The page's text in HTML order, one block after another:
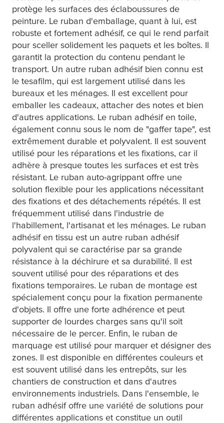
protège les surfaces des éclaboussures de
peinture. Le ruban d'emballage, quant à lui, est
robuste et fortement adhésif, ce qui le rend parfait
pour sceller solidement les paquets et les boîtes. Il
garantit la protection du contenu pendant le
transport. Un autre ruban adhésif bien connu est
le tesafilm, qui est largement utilisé dans les
bureaux et les ménages. Il est excellent pour
emballer les cadeaux, attacher des notes et bien
d'autres applications. Le ruban adhésif en toile,
également connu sous le nom de "gaffer tape", est
extrêmement durable et polyvalent. Il est souvent
utilisé pour les réparations et les fixations, car il
adhère à presque toutes les surfaces et est très
résistant. Le ruban auto-agrippant offre une
solution flexible pour les applications nécessitant
des fixations et des détachements répétés. Il est
fréquemment utilisé dans l'industrie de
l'habillement, l'artisanat et les ménages. Le ruban
adhésif en tissu est un autre ruban adhésif
polyvalent qui se caractérise par sa grande
résistance à la déchirure et sa durabilité. Il est
souvent utilisé pour des réparations et des
fixations temporaires. Le ruban de montage est
spécialement conçu pour la fixation permanente
d'objets. Il offre une forte adhérence et peut
supporter de lourdes charges sans qu'il soit
nécessaire de le percer. Enfin, le ruban de
marquage est utilisé pour marquer et désigner des
zones. Il est disponible en différentes couleurs et
est souvent utilisé dans les entrepôts, sur les
chantiers de construction et dans d'autres
environnements industriels. Dans l'ensemble, le
ruban adhésif offre une variété de solutions pour
différentes applications et constitue un outil